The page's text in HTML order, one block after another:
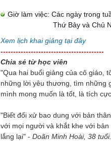
Giờ làm việc: Các ngày trong
Thứ Bảy và Chủ
Xem lịch khai giảng tại đây
-----------------------------------------
Chia sẻ từ học viên
"Qua hai buổi giảng của cô giáo,
những lời yêu thương, tìm những
mình mong muốn là tốt, là tích
"Biết đối xử bao dung với bản
với mọi người và khắt khe với
lắng lại" - Doãn Minh Hoài, 38 tuổi.